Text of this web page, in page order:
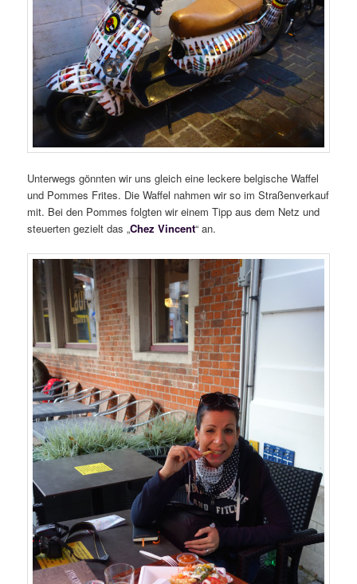
Unterwegs gönnten wir uns gleich eine leckere belgische Waffel
und Pommes Frites. Die Waffel nahmen wir so im Straßenverkauf
mit. Bei den Pommes folgten wir einem Tipp aus dem Netz und
steuerten gezielt das „Chez Vincent“ an.